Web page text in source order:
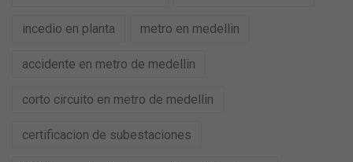
incedio en planta metro en medellin
accidente en metro de medellin
corto circuito en metro de medellin
certificacion de subestaciones